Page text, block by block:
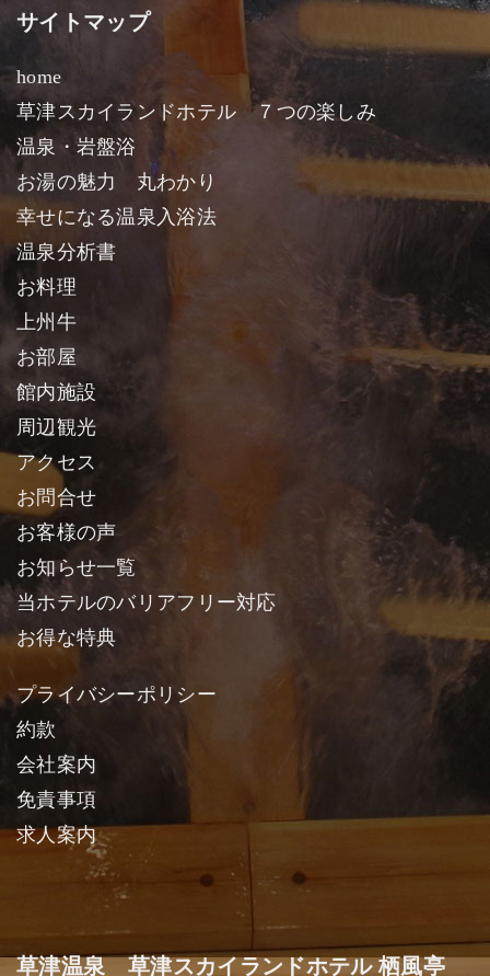
サイトマップ
home
草津スカイランドホテル ７つの楽しみ
温泉・岩盤浴
お湯の魅力 丸わかり
幸せになる温泉入浴法
温泉分析書
お料理
上州牛
お部屋
館内施設
周辺観光
アクセス
お問合せ
お客様の声
お知らせ一覧
当ホテルのバリアフリー対応
お得な特典
プライバシーポリシー
約款
会社案内
免責事項
求人案内
草津温泉 草津スカイランドホテル 栖風亭